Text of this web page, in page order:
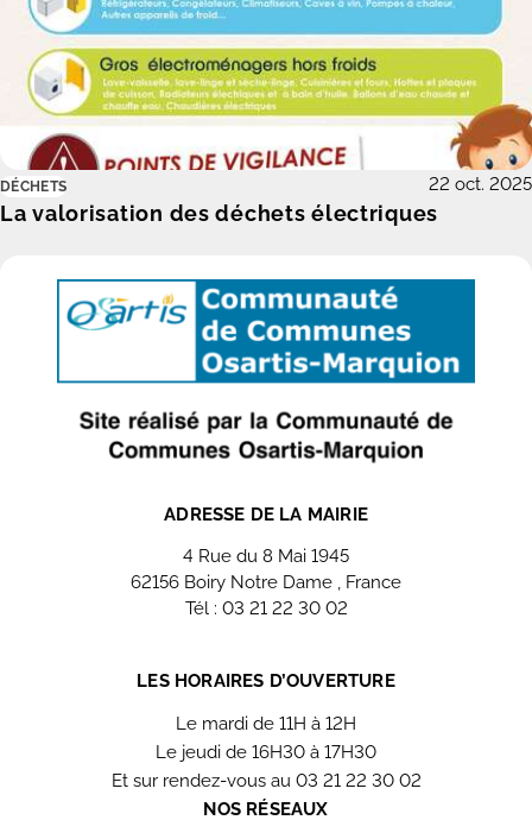
La valorisation des déchets électriques
DÉCHETS 22 oct. 2025
ADRESSE DE LA MAIRIE
4 Rue du 8 Mai 1945
62156 Boiry Notre Dame , France
Tél : 03 21 22 30 02
LES HORAIRES D’OUVERTURE
Le mardi de 11H à 12H
Le jeudi de 16H30 à 17H30
Et sur rendez-vous au 03 21 22 30 02
NOS RÉSEAUX